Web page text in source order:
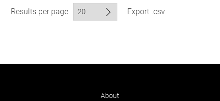
Results per page Export .csv
About